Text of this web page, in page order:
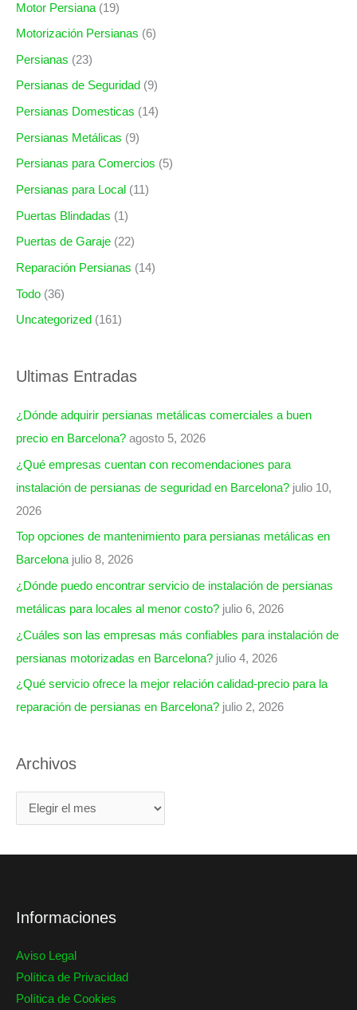
Motor Persiana (19)
Motorización Persianas (6)
Persianas (23)
Persianas de Seguridad (9)
Persianas Domesticas (14)
Persianas Metálicas (9)
Persianas para Comercios (5)
Persianas para Local (11)
Puertas Blindadas (1)
Puertas de Garaje (22)
Reparación Persianas (14)
Todo (36)
Uncategorized (161)
Ultimas Entradas
¿Dónde adquirir persianas metálicas comerciales a buen
precio en Barcelona? agosto 5, 2026
¿Qué empresas cuentan con recomendaciones para
instalación de persianas de seguridad en Barcelona? julio 10,
2026
Top opciones de mantenimiento para persianas metálicas en
Barcelona julio 8, 2026
¿Dónde puedo encontrar servicio de instalación de persianas
metálicas para locales al menor costo? julio 6, 2026
¿Cuáles son las empresas más confiables para instalación de
persianas motorizadas en Barcelona? julio 4, 2026
¿Qué servicio ofrece la mejor relación calidad-precio para la
reparación de persianas en Barcelona? julio 2, 2026
Archivos
Informaciones
Aviso Legal
Política de Privacidad
Política de Cookies